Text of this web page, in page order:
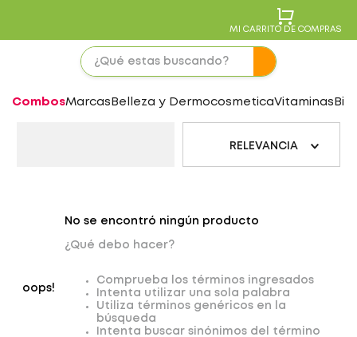
MI CARRITO DE COMPRAS
CombosMarcas Belleza y DermocosmeticaVitaminas
RELEVANCIA
oops!
No se encontró ningún producto
¿Qué debo hacer?
Comprueba los términos ingresados
Intenta utilizar una sola palabra
Utiliza términos genéricos en la
búsqueda
Intenta buscar sinónimos del término